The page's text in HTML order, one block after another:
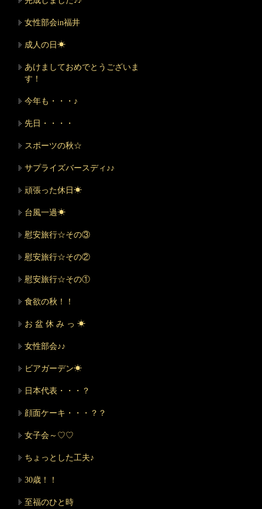
女性部会in福井
成人の日☀
あけましておめでとうございま
す！
今年も・・・♪
先日・・・・
スポーツの秋☆
サプライズバースディ♪♪
頑張った休日☀
台風一過☀
慰安旅行☆その③
慰安旅行☆その②
慰安旅行☆その①
食欲の秋！！
お 盆 休 み っ ☀
女性部会♪♪
ビアガーデン☀
日本代表・・・？
顔面ケーキ・・・？？
女子会～♡♡
ちょっとした工夫♪
30歳！！
至福のひと時